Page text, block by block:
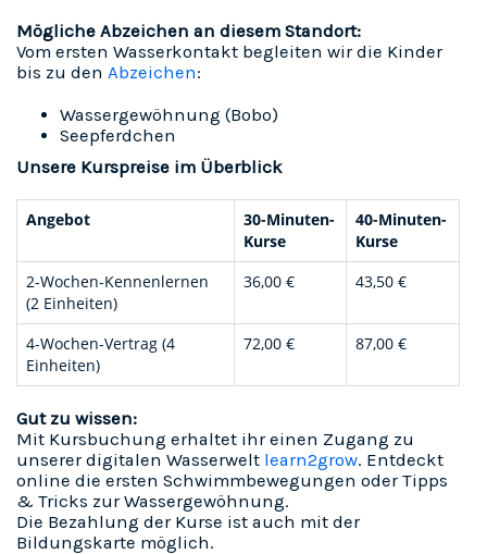
Mögliche Abzeichen an diesem Standort:
Vom ersten Wasserkontakt begleiten wir die Kinder
bis zu den Abzeichen:
Wassergewöhnung (Bobo)
Seepferdchen
Unsere Kurspreise im Überblick
Angebot
30-Minuten-
Kurse
40-Minuten-
Kurse
2-Wochen-Kennenlernen
(2 Einheiten)
36,00 € 43,50 €
4-Wochen-Vertrag (4
Einheiten)
72,00 € 87,00 €
Gut zu wissen:
Mit Kursbuchung erhaltet ihr einen Zugang zu
unserer digitalen Wasserwelt learn2grow. Entdeckt
online die ersten Schwimmbewegungen oder Tipps
& Tricks zur Wassergewöhnung.
Die Bezahlung der Kurse ist auch mit der
Bildungskarte möglich.